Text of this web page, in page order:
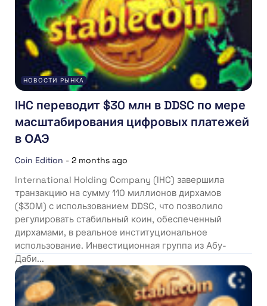
НОВОСТИ РЫНКА
IHC переводит $30 млн в DDSC по мере
масштабирования цифровых платежей
в ОАЭ
Coin Edition - 2 months ago
International Holding Company (IHC) завершила
транзакцию на сумму 110 миллионов дирхамов
($30M) с использованием DDSC, что позволило
регулировать стабильный коин, обеспеченный
дирхамами, в реальное институциональное
использование. Инвестиционная группа из Абу-
Даби...